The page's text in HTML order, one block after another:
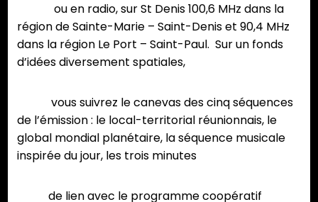
ou en radio, sur St Denis 100,6 MHz dans la
région de Sainte-Marie – Saint-Denis et 90,4 MHz
dans la région Le Port – Saint-Paul. Sur un fonds
d’idées diversement spatiales,
vous suivrez le canevas des cinq séquences
de l’émission : le local-territorial réunionnais, le
global mondial planétaire, la séquence musicale
inspirée du jour, les trois minutes
de lien avec le programme coopératif